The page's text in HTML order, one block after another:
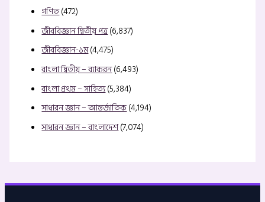
গণিত(472)
জীববিজ্ঞান দ্বিতীয় পত্র(6,837)
জীববিজ্ঞান-১ম(4,475)
বাংলা দ্বিতীয় – ব্যাকরন(6,493)
বাংলা প্রথম – সাহিত্য(5,384)
সাধারন জ্ঞান – আন্তর্জাতিক(4,194)
সাধারন জ্ঞান – বাংলাদেশ(7,074)